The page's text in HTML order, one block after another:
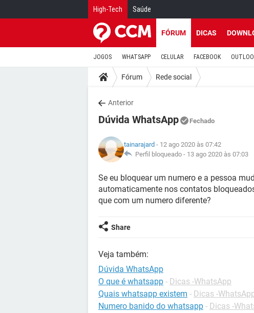
High-Tech Saúde
FÓRUM DICAS
JOGOS WHATSAPP CELULAR FACEBOOK
Fórum Rede social
Anterior
Dúvida WhatsApp Fechado
tainarajard - 12 ago 2020 às 07:42
Perfil bloqueado - 13 ago 2020 às 07:03
Se eu bloquear um numero e a pessoa
automaticamente nos contatos
que com um numero diferente?
Share
Veja também:
Dúvida WhatsApp
O que é whatsapp - Dicas -WhatsApp
Quais whatsapp existem - Dicas -
Numero banido do whatsapp - Dicas -